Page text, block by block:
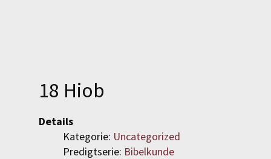
REGISTRIEREN
18 Hiob
Details
Kategorie: Uncategorized
Predigtserie: Bibelkunde